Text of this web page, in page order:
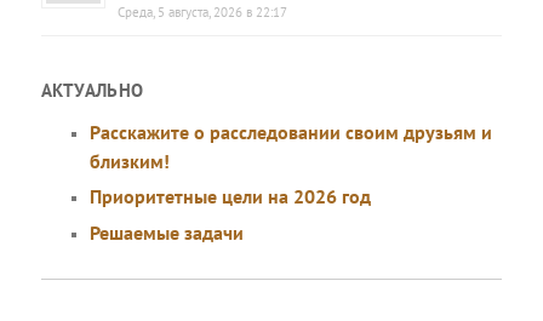
Среда, 5 августа, 2026 в 22:17
АКТУАЛЬНО
Расскажите о расследовании своим друзьям и
близким!
Приоритетные цели на 2026 год
Решаемые задачи